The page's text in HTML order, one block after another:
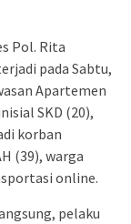
Pol. Rita
pada Sabtu,
Apartemen
SKD (20),
korban
(39), warga
online.
pelaku